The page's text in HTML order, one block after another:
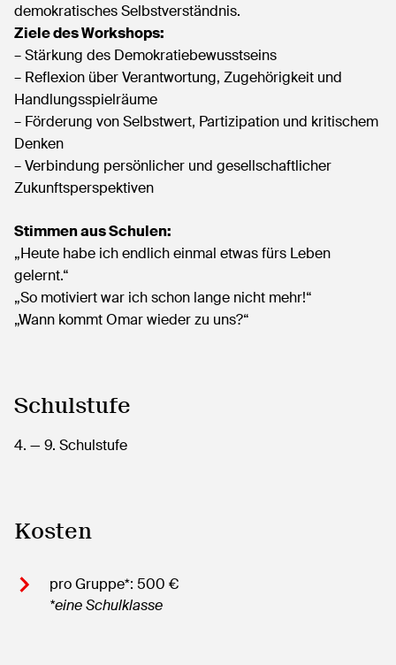
demokratisches Selbstverständnis.
Ziele des Workshops:
– Stärkung des Demokratiebewusstseins
– Reflexion über Verantwortung, Zugehörigkeit und
Handlungsspielräume
– Förderung von Selbstwert, Partizipation und kritischem
Denken
– Verbindung persönlicher und gesellschaftlicher
Zukunftsperspektiven
Stimmen aus Schulen:
„Heute habe ich endlich einmal etwas fürs Leben
gelernt.“
„So motiviert war ich schon lange nicht mehr!“
„Wann kommt Omar wieder zu uns?“
Schulstufe
4. — 9. Schulstufe
Kosten
pro Gruppe*: 500 €
*eine Schulklasse